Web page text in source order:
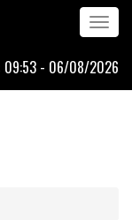
Toggle
navigation
09:53 - 06/08/2026